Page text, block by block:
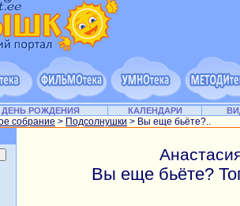
ДЕНЬ РОЖДЕНИЯ КАЛЕНДАРИ
собрание > Подсолнушки > Вы еще бьёте?..
Вы еще бьёте?